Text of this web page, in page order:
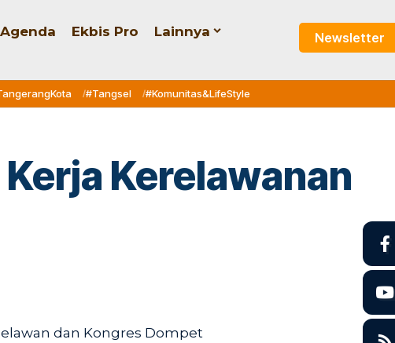
Agenda Ekbis Pro Lainnya Newsletter
#Tangsel #Komunitas&LifeStyle
Kerelawanan
dan Kongres Dompet